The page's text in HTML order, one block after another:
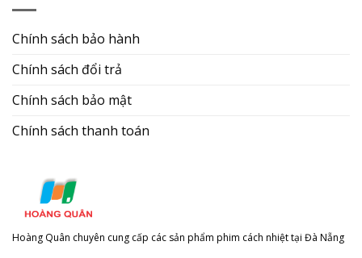
Chính sách bảo hành
Chính sách đổi trả
Chính sách bảo mật
Chính sách thanh toán
Hoàng Quân chuyên cung cấp các sản phẩm phim cách nhiệt tại Đà Nẵng